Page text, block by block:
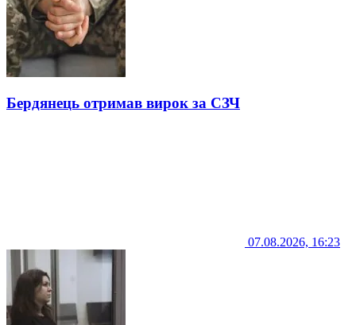
Бердянець отримав вирок за СЗЧ
07.08.2026, 16:23